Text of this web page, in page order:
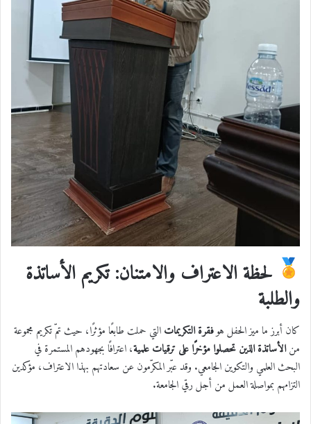
لحظة الاعتراف والامتنان: تكريم الأساتذة
والطلبة
كان أبرز ما ميز الحفل هوفقرة التكريماتالتي حملت طابعًا مؤثرًا، حيث تمّ تكريم مجموعة
منالأساتذة الذين تحصلوا مؤخرًا على ترقيات علمية، اعترافًا بجهودهم المستمرة في
البحث العلمي والتكوين الجامعي. وقد عبّر المكرّمون عن سعادتهم بهذا الاعتراف، مؤكدين
التزامهم بمواصلة العمل من أجل رقي الجامعة.